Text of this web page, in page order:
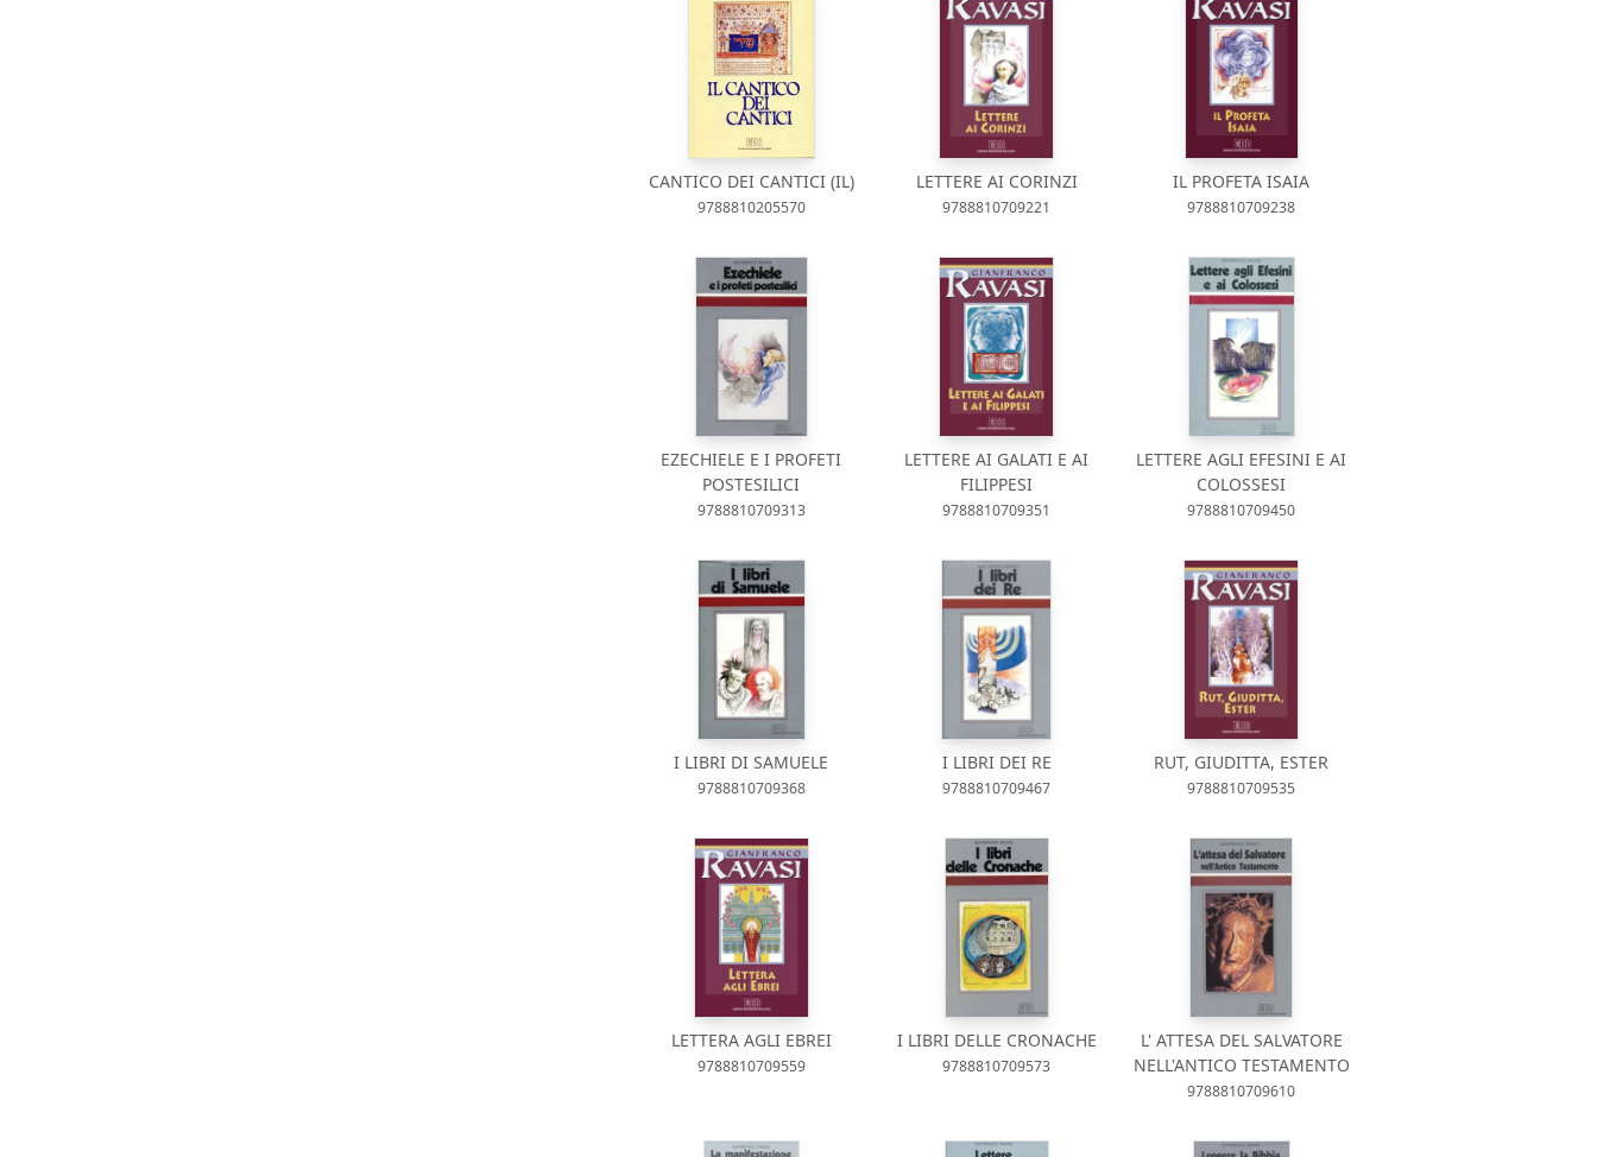
CANTICO DEI CANTICI (IL)
9788810205570
LETTERE AI CORINZI
9788810709221
IL PROFETA ISAIA
9788810709238
EZECHIELE E I PROFETI
POSTESILICI
9788810709313
LETTERE AI GALATI E AI
FILIPPESI
9788810709351
LETTERE AGLI EFESINI E AI
COLOSSESI
9788810709450
I LIBRI DI SAMUELE
9788810709368
I LIBRI DEI RE
9788810709467
RUT, GIUDITTA, ESTER
9788810709535
LETTERA AGLI EBREI
9788810709559
I LIBRI DELLE CRONACHE
9788810709573
L' ATTESA DEL SALVATORE
NELL'ANTICO TESTAMENTO
9788810709610